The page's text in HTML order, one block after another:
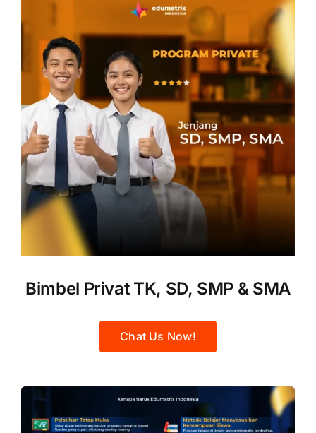
Bimbel Privat TK, SD, SMP & SMA
Chat Us Now!